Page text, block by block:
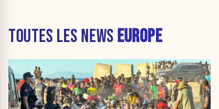
TOUTES LES NEWS EUROPE